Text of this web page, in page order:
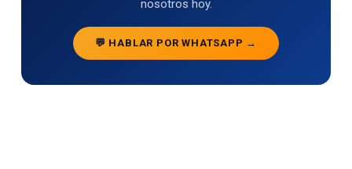
nosotros hoy.
💬 HABLAR POR WHATSAPP →